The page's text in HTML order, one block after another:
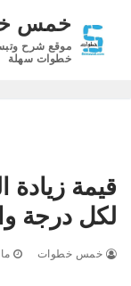
المحتوى
خمس
موقع شرح
خطوات سهلة
لكل درجة
خمس خطوات